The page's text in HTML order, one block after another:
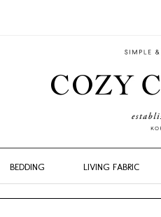
BEDDING LIVING FABRIC